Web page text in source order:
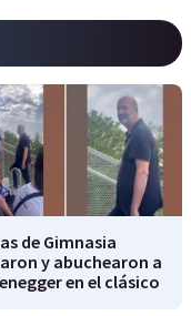
de Gimnasia
y abuchearon a
en el clásico